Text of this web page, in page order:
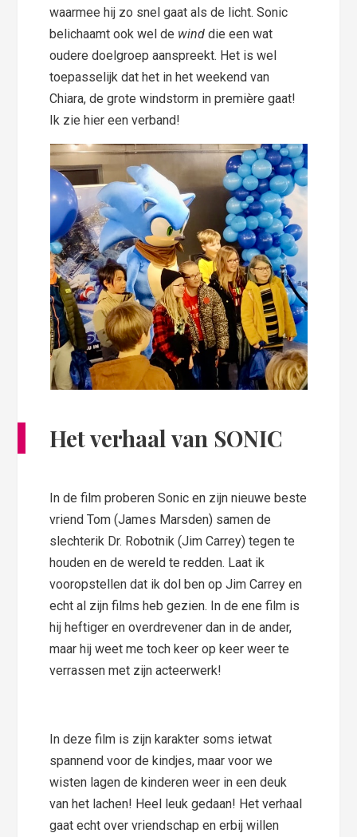
waarmee hij zo snel gaat als de licht. Sonic
belichaamt ook wel de winddie een wat
oudere doelgroep aanspreekt. Het is wel
toepasselijk dat het in het weekend van
Chiara, de grote windstorm in première gaat!
Ik zie hier een verband!
Het verhaal van SONIC
In de film proberen Sonic en zijn nieuwe beste
vriend Tom (James Marsden) samen de
slechterik Dr. Robotnik (Jim Carrey) tegen te
houden en de wereld te redden. Laat ik
vooropstellen dat ik dol ben op Jim Carrey en
echt al zijn films heb gezien. In de ene film is
hij heftiger en overdrevener dan in de ander,
maar hij weet me toch keer op keer weer te
verrassen met zijn acteerwerk!
In deze film is zijn karakter soms ietwat
spannend voor de kindjes, maar voor we
wisten lagen de kinderen weer in een deuk
van het lachen! Heel leuk gedaan! Het verhaal
gaat echt over vriendschap en erbij willen